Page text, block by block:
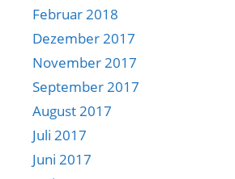
Februar 2018
Dezember 2017
November 2017
September 2017
August 2017
Juli 2017
Juni 2017